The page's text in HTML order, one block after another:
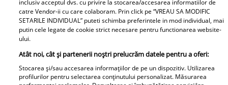
pentru copilul lui”
inclusiv acceptul dvs. cu privire la stocarea/accesarea informatiilor de
catre Vendor-ii cu care colaboram. Prin click pe “VREAU SA MODIFIC
SETARILE INDIVIDUAL” puteti schimba preferintele in mod individual, mai
putin cele legate de cookie strict necesare pentru functionarea website-
ului.
Atât noi, cât și partenerii noștri prelucrăm datele pentru a oferi:
Stocarea și/sau accesarea informațiilor de pe un dispozitiv. Utilizarea
profilurilor pentru selectarea conținutului personalizat. Măsurarea